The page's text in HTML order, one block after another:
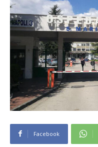
Facebook